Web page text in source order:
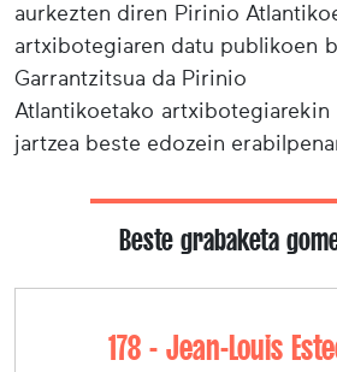
aurkezten diren Pirinio
artxibotegiaren datu publikoen
Garrantzitsua da Pirinio
Atlantikoetako artxibotegiarekin
jartzea beste edozein
Beste grabaketa
178 - Jean-Louis